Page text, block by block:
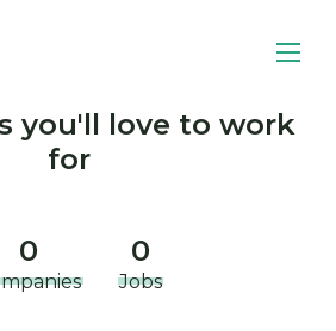
you'll love to work
for
0 0
Jobs